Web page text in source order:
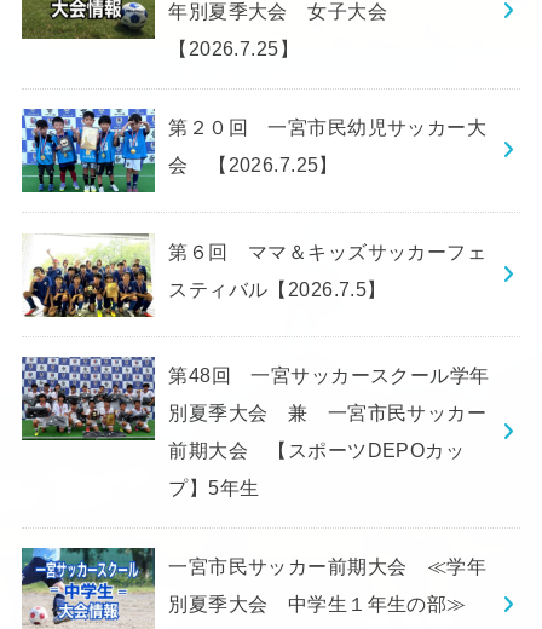
年別夏季大会 女子大会
【2026.7.25】
第２０回 一宮市民幼児サッカー大
会 【2026.7.25】
第６回 ママ＆キッズサッカーフェ
スティバル【2026.7.5】
第48回 一宮サッカースクール学年
別夏季大会 兼 一宮市民サッカー
前期大会 【スポーツDEPOカッ
プ】5年生
一宮市民サッカー前期大会 ≪学年
別夏季大会 中学生１年生の部≫